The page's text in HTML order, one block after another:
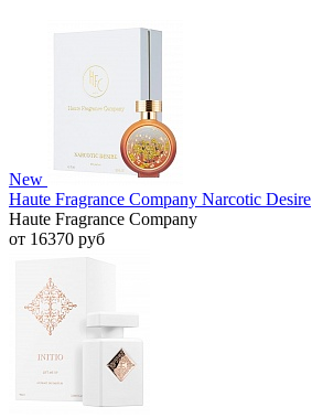
New
Haute Fragrance Company Narcotic Desire
Haute Fragrance Company
от 16370 руб